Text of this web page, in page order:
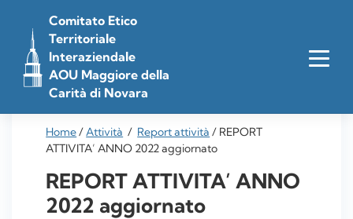
contenuto
Comitato Etico
Territoriale
Interaziendale
AOU Maggiore della
Carità di Novara
Home/Attività / Report attività / REPORT
ATTIVITA’ ANNO 2022 aggiornato
REPORT ATTIVITA’ ANNO
2022 aggiornato